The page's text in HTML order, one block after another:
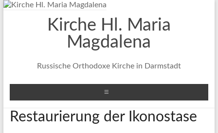
Zum
Kirche Hl. Maria
Magdalena
Russische Orthodoxe Kirche in Darmstadt
Restaurierung der Ikonostase